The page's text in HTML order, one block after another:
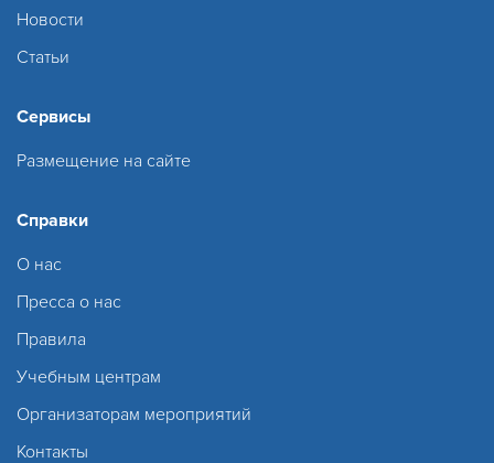
Новости
Статьи
Сервисы
Размещение на сайте
Справки
О нас
Пресса о нас
Правила
Учебным центрам
Организаторам мероприятий
Контакты